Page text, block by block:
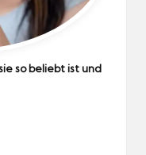
so beliebt ist und